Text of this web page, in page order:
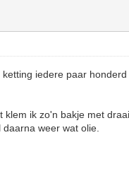
iedere paar
ik zo'n bakje met
weer wat olie.